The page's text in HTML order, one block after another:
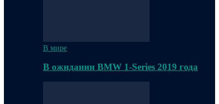
В мире
В ожидании BMW 1-Series 2019 года